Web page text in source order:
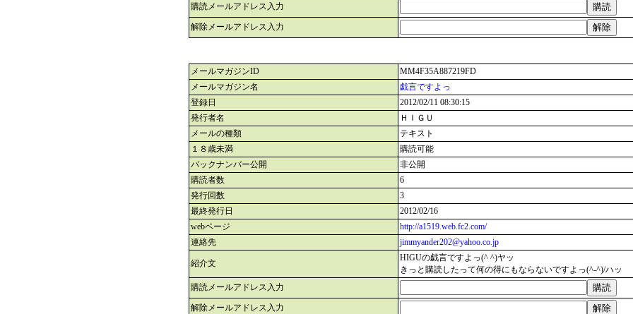
購読メールアドレス入力
解除メールアドレス入力
メールマガジンID
MM4F35A887219FD
メールマガジン名
戯言ですよっ
登録日
2012/02/11 08:30:15
発行者名
ＨＩＧＵ
メールの種類
テキスト
１８歳未満
購読可能
バックナンバー公開
非公開
購読者数
6
発行回数
3
最終発行日
2012/02/16
webページ
http://a1519.web.fc2.com/
連絡先
jimmyander202@yahoo.co.jp
紹介文
HIGUの戯言ですよっ(^ ^)ヤッ
きっと購読したって何の得にもならないですよっ(^-^)/ハッ
購読メールアドレス入力
解除メールアドレス入力